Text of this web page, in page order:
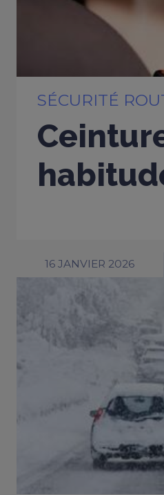
SÉCURITÉ
16 JANVIER 2026